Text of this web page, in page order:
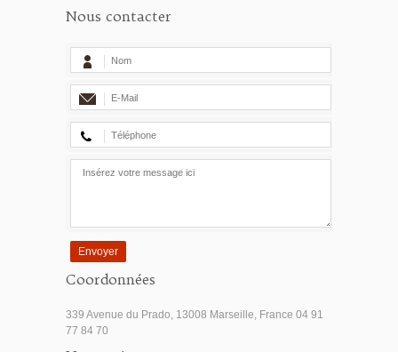
Nous contacter
Envoyer
Coordonnées
339 Avenue du Prado, 13008 Marseille, France 04 91
77 84 70